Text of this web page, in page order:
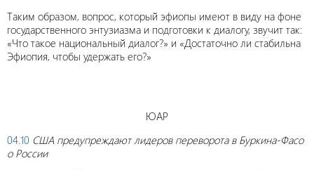
Таким образом, вопрос, который эфиопы имеют в виду на фоне
государственного энтузиазма и подготовки к диалогу, звучит так:
«Что такое национальный диалог?» и «Достаточно ли стабильна
Эфиопия, чтобы удержать его?»
ЮАР
04.10 США предупреждают лидеров переворота в Буркина-Фасо
о России